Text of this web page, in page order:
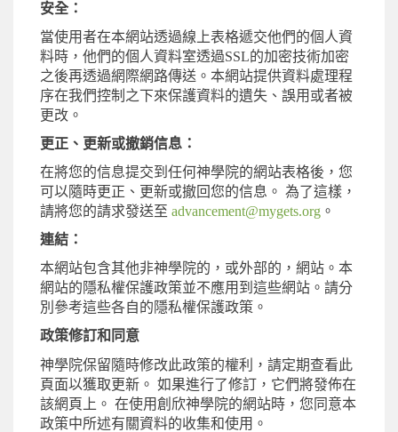
安全：
當使用者在本網站透過線上表格遞交他們的個人資
料時，他們的個人資料室透過SSL的加密技術加密
之後再透過網際網路傳送。本網站提供資料處理程
序在我們控制之下來保護資料的遺失、誤用或者被
更改。
更正、更新或撤銷信息：
在將您的信息提交到任何神學院的網站表格後，您
可以隨時更正、更新或撤回您的信息。 為了這樣，
請將您的請求發送至 advancement@mygets.org 。
連結：
本網站包含其他非神學院的，或外部的，網站。本
網站的隱私權保護政策並不應用到這些網站。請分
別參考這些各自的隱私權保護政策。
政策修訂和同意
神學院保留隨時修改此政策的權利，請定期查看此
頁面以獲取更新。 如果進行了修訂，它們將發佈在
該網頁上。 在使用創欣神學院的網站時，您同意本
政策中所述有關資料的收集和使用。